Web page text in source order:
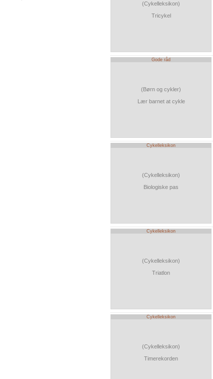
(Cykelleksikon)
Tricykel
Gode råd
(Børn og cykler)
Lær barnet at cykle
Cykelleksikon
(Cykelleksikon)
Biologiske pas
Cykelleksikon
(Cykelleksikon)
Triatlon
Cykelleksikon
(Cykelleksikon)
Timerekorden